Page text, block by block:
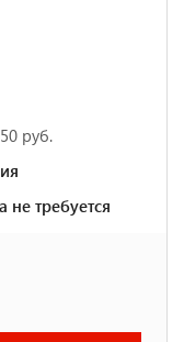
руб.
требуется